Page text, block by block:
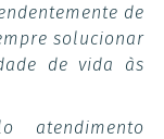
de
solucionar
de vida às
atendimento